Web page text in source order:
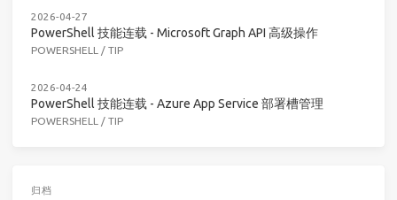
2026-04-27
PowerShell 技能连载 - Microsoft Graph API 高级操作
POWERSHELL / TIP
2026-04-24
PowerShell 技能连载 - Azure App Service 部署槽管理
POWERSHELL / TIP
归档